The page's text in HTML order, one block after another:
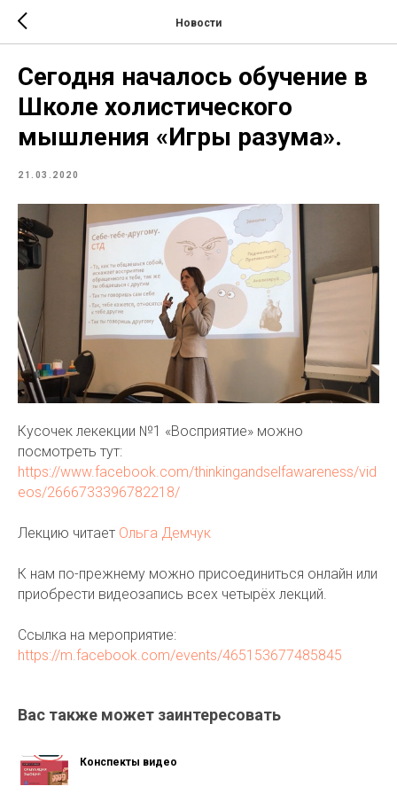
Новости
Сегодня началось обучение в
Школе холистического
мышления «Игры разума».
21.03.2020
Кусочек лекекции №1 «Восприятие» можно
посмотреть тут:
https://www.facebook.com/thinkingandselfawareness/vid
eos/2666733396782218/
Лекцию читает Ольга Демчук
К нам по-прежнему можно присоединиться онлайн или
приобрести видеозапись всех четырёх лекций.
Ссылка на мероприятие:
https://m.facebook.com/events/465153677485845
Вас также может заинтересовать
Конспекты видео